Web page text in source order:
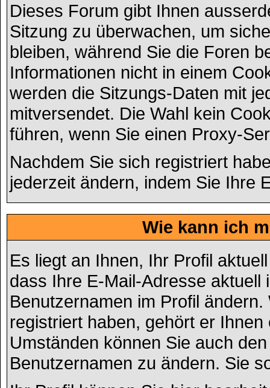
Dieses Forum gibt Ihnen
Sitzung zu überwachen, um
bleiben, während Sie die Foren
Informationen nicht in einem
werden die Sitzungs-Daten mit
mitversendet. Die Wahl kein
führen, wenn Sie einen Proxy-
Nachdem Sie sich registriert
jederzeit ändern, indem Sie Ihre
Wie kann ich
Es liegt an Ihnen, Ihr Profil
dass Ihre E-Mail-Adresse
Benutzernamen im Profil
registriert haben, gehört er
Umständen können Sie auch
Benutzernamen zu ändern. Sie